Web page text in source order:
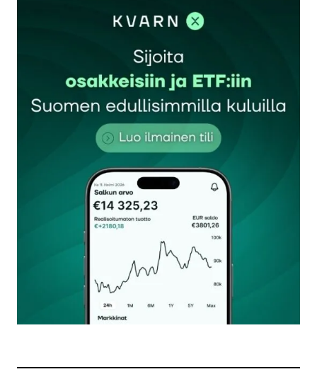
rekisteröityä
Sähköpostiosoitettasi ei julkaista.Pakolliset
kentät on merkitty*
Kommentti*
Nimesi tai nimimerkkisi
Sähköpostiosoitteesi
Tilaa SalkunRakentajan uutiskirje